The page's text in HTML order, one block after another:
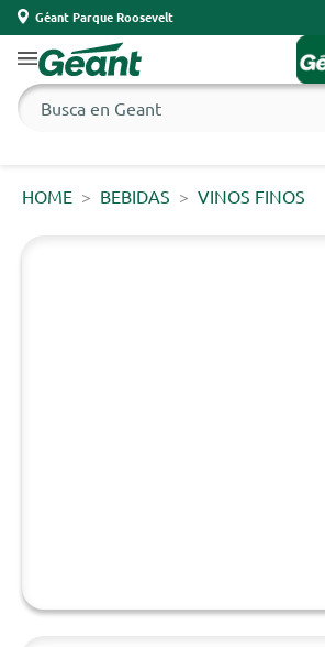
Géant Parque Roosevelt
HOME BEBIDAS VINOS FINOS